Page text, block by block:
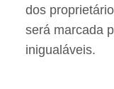
dos
será marcada
inigualáveis.